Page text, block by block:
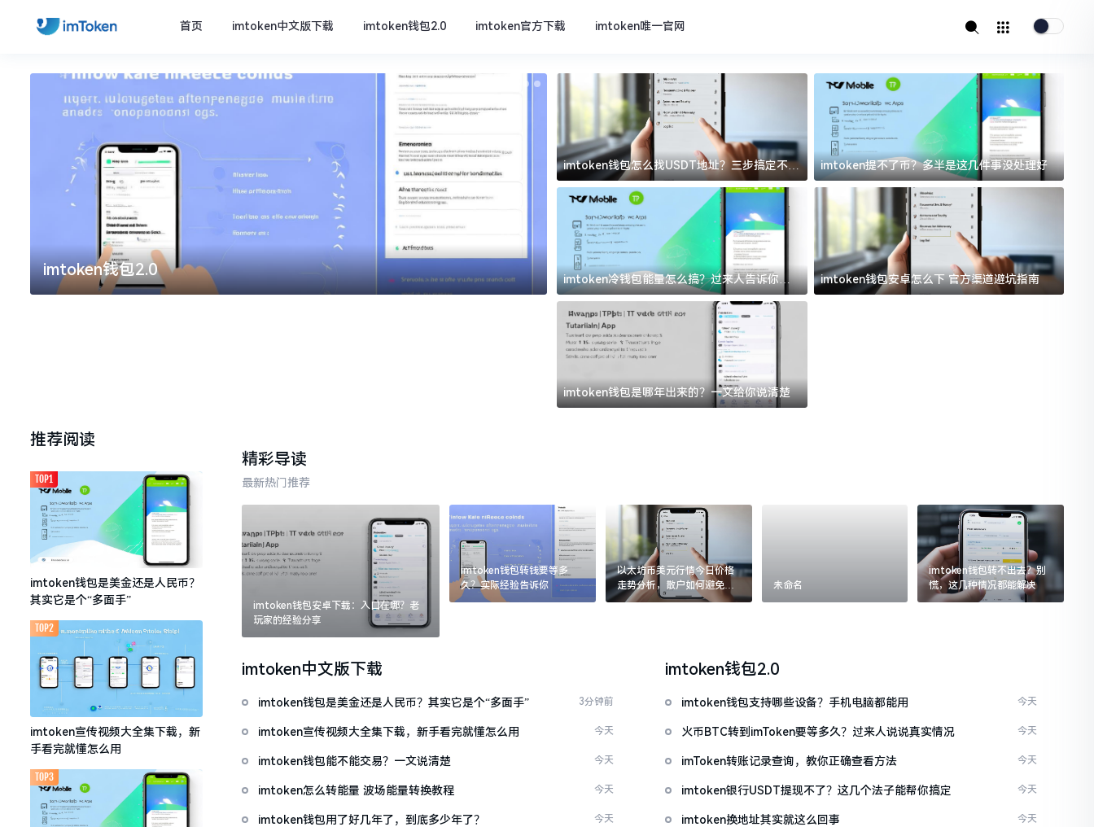
首页 imtoken中文版下载 imtoken钱包2.0 imtoken官方下载 imtoken唯一官网
imtoken钱包2.0 imtoken官方下载
imtoken钱包怎么找USDT地址？三步搞定不踩
坑
imtoken提不了币？多半是这几件事没处理好
imtoken冷钱包能量怎么搞？过来人告诉你门
道
imtoken钱包安卓怎么下 官方渠道避坑指南
imtoken钱包是哪年出来的？一文给你说清楚
推荐阅读
imtoken钱包是美金还是人民币？
其实它是个“多面手”
TOP1
imtoken宣传视频大全集下载，新
手看完就懂怎么用
TOP2
TOP3
精彩导读
最新热门推荐
imtoken钱包安卓下载：入口在哪？老
玩家的经验分享
imtoken钱包转钱要等多
久？实际经验告诉你
以太坊币美元行情今日价格
走势分析，散户如何避免追
涨杀跌被套牢
未命名
imtoken钱包转不出去？别
慌，这几种情况都能解决
imtoken中文版下载
imtoken钱包是美金还是人民币？其实它是个“多面手” 3分钟前
imtoken宣传视频大全集下载，新手看完就懂怎么用 今天
imtoken钱包能不能交易？一文说清楚 今天
imtoken怎么转能量 波场能量转换教程 今天
imtoken钱包用了好几年了，到底多少年了？ 今天
imtoken钱包2.0
imtoken钱包支持哪些设备？手机电脑都能用 今天
火币BTC转到imToken要等多久？过来人说说真实情况 今天
imToken转账记录查询，教你正确查看方法 今天
imtoken银行USDT提现不了？这几个法子能帮你搞定 今天
imtoken换地址其实就这么回事 今天